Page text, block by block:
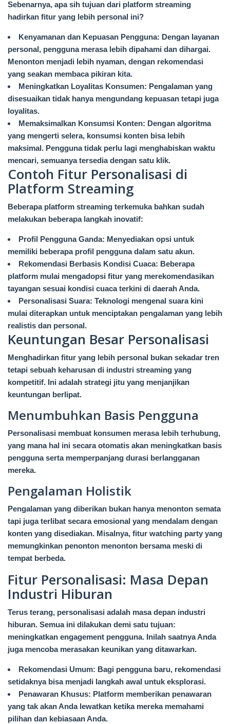
Sebenarnya, apa sih tujuan dari platform streaming
hadirkan fitur yang lebih personal ini?
Kenyamanan dan Kepuasan Pengguna: Dengan layanan
personal, pengguna merasa lebih dipahami dan dihargai.
Menonton menjadi lebih nyaman, dengan rekomendasi
yang seakan membaca pikiran kita.
Meningkatkan Loyalitas Konsumen: Pengalaman yang
disesuaikan tidak hanya mengundang kepuasan tetapi juga
loyalitas.
Memaksimalkan Konsumsi Konten: Dengan algoritma
yang mengerti selera, konsumsi konten bisa lebih
maksimal. Pengguna tidak perlu lagi menghabiskan waktu
mencari, semuanya tersedia dengan satu klik.
Contoh Fitur Personalisasi di
Platform Streaming
Beberapa platform streaming terkemuka bahkan sudah
melakukan beberapa langkah inovatif:
Profil Pengguna Ganda: Menyediakan opsi untuk
memiliki beberapa profil pengguna dalam satu akun.
Rekomendasi Berbasis Kondisi Cuaca: Beberapa
platform mulai mengadopsi fitur yang merekomendasikan
tayangan sesuai kondisi cuaca terkini di daerah Anda.
Personalisasi Suara: Teknologi mengenal suara kini
mulai diterapkan untuk menciptakan pengalaman yang lebih
realistis dan personal.
Keuntungan Besar Personalisasi
Menghadirkan fitur yang lebih personal bukan sekadar tren
tetapi sebuah keharusan di industri streaming yang
kompetitif. Ini adalah strategi jitu yang menjanjikan
keuntungan berlipat.
Menumbuhkan Basis Pengguna
Personalisasi membuat konsumen merasa lebih terhubung,
yang mana hal ini secara otomatis akan meningkatkan basis
pengguna serta memperpanjang durasi berlangganan
mereka.
Pengalaman Holistik
Pengalaman yang diberikan bukan hanya menonton semata
tapi juga terlibat secara emosional yang mendalam dengan
konten yang disediakan. Misalnya, fitur watching party yang
memungkinkan penonton menonton bersama meski di
tempat berbeda.
Fitur Personalisasi: Masa Depan
Industri Hiburan
Terus terang, personalisasi adalah masa depan industri
hiburan. Semua ini dilakukan demi satu tujuan:
meningkatkan engagement pengguna. Inilah saatnya Anda
juga mencoba merasakan keunikan yang ditawarkan.
Rekomendasi Umum: Bagi pengguna baru, rekomendasi
setidaknya bisa menjadi langkah awal untuk eksplorasi.
Penawaran Khusus: Platform memberikan penawaran
yang tak akan Anda lewatkan ketika mereka memahami
pilihan dan kebiasaan Anda.